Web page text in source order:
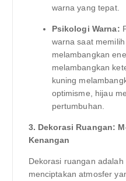
warna yang tepat.
Psikologi Warna:
warna saat
melambangkan
melambangkan
kuning
optimisme, hijau
pertumbuhan.
3. Dekorasi Ruangan:
Kenangan
Dekorasi ruangan
menciptakan atmosfer